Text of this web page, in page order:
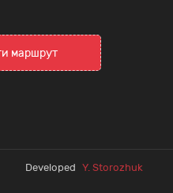
маршрут
Developed Y. Storozhuk